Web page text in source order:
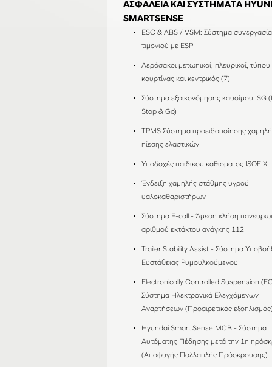
ΑΣΦΑΛΕΙΑ ΚΑΙ ΣΥΣΤΗΜΑΤΑ
SMARTSENSE
ESC & ABS / VSM: Σύστημα
τιμονιού με ESP
Αερόσακοι μετωπικοί, πλευρικοί, τύπου
κουρτίνας και κεντρικός (7)
Σύστημα εξοικονόμησης καυσίμου ISG
Stop & Go)
TPMS Σύστημα προειδοποίησης
πίεσης ελαστικών
Υποδοχές παιδικού καθίσματος ISOFIX
Ένδειξη χαμηλής στάθμης υγρού
υαλοκαθαριστήρων
Σύστημα E-call - Άμεση κλήση
αριθμού εκτάκτου ανάγκης 112
Trailer Stability Assist - Σύστημα
Ευστάθειας Ρυμουλκούμενου
Electronically Controlled Suspension
Σύστημα Ηλεκτρονικά Ελεγχόμενων
Αναρτήσεων (Προαιρετικός
Hyundai Smart Sense MCB - Σύστημα
Αυτόματης Πέδησης μετά την 1η
(Αποφυγής Πολλαπλής Πρόσκρουσης)